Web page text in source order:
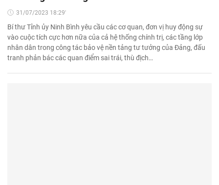
31/07/2023 18:29'
Bí thư Tỉnh ủy Ninh Bình yêu cầu các cơ quan, đơn vị huy động sự
vào cuộc tích cực hơn nữa của cả hệ thống chính trị, các tầng lớp
nhân dân trong công tác bảo vệ nền tảng tư tưởng của Đảng, đấu
tranh phản bác các quan điểm sai trái, thù địch…